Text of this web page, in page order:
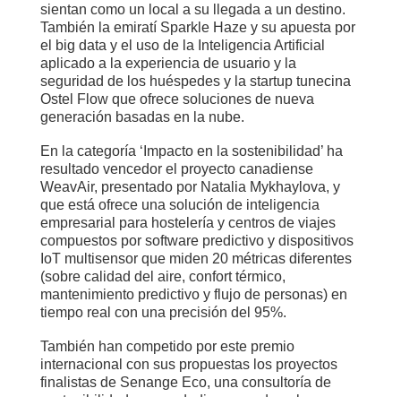
sientan como un local a su llegada a un destino.
También la emiratí Sparkle Haze y su apuesta por
el big data y el uso de la Inteligencia Artificial
aplicado a la experiencia de usuario y la
seguridad de los huéspedes y la startup tunecina
Ostel Flow que ofrece soluciones de nueva
generación basadas en la nube.
En la categoría ‘Impacto en la sostenibilidad’ ha
resultado vencedor el proyecto canadiense
WeavAir, presentado por Natalia Mykhaylova, y
que está ofrece una solución de inteligencia
empresarial para hostelería y centros de viajes
compuestos por software predictivo y dispositivos
IoT multisensor que miden 20 métricas diferentes
(sobre calidad del aire, confort térmico,
mantenimiento predictivo y flujo de personas) en
tiempo real con una precisión del 95%.
También han competido por este premio
internacional con sus propuestas los proyectos
finalistas de Senange Eco, una consultoría de